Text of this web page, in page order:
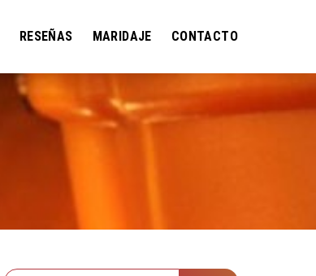
RESEÑAS MARIDAJE CONTACTO